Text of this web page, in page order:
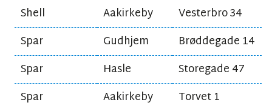
Shell
Aakirkeby
Vesterbro 34
Spar
Gudhjem
Brøddegade 14
Spar
Hasle
Storegade 47
Spar
Aakirkeby
Torvet 1